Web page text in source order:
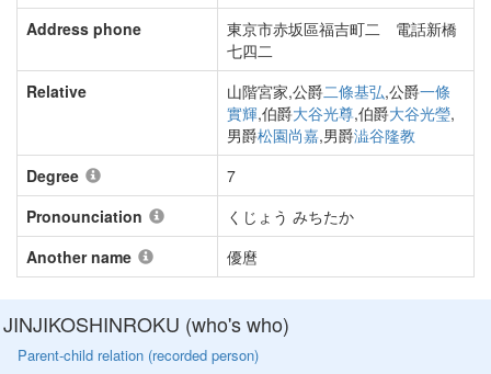
Address phone
東京市赤坂區福吉町二 電話新橋
七四二
Relative
山階宮家,公爵二條基弘,公爵一條
實輝,伯爵大谷光尊,伯爵大谷光瑩,
男爵松園尚嘉,男爵澁谷隆教
Degree
7
Pronounciation
くじょう みちたか
Another name
優麿
JINJIKOSHINROKU (who's who)
Parent-child relation (recorded person)